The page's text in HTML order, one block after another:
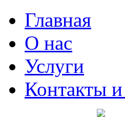
Главная
О нас
Услуги
Контакты и